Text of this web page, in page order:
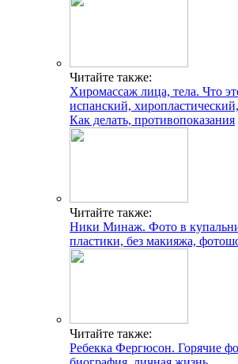
Читайте также:
Хиромассаж лица, тела. Что
испанский,
Как делать, противопоказания
Читайте также:
Ники Минаж. Фото в
пластики, без макияжа,
Читайте также:
Ребекка Фергюсон. Горячие